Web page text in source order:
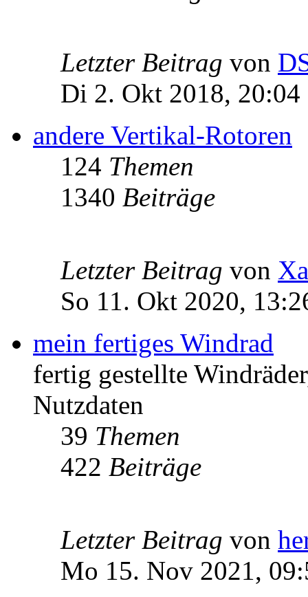
Letzter Beitrag von
Di 2. Okt 2018, 20:04
andere Vertikal-Rotoren
124 Themen
1340 Beiträge
Letzter Beitrag von
So 11. Okt 2020,
mein fertiges Windrad
fertig gestellte
Nutzdaten
39 Themen
422 Beiträge
Letzter Beitrag von
Mo 15. Nov 2021,